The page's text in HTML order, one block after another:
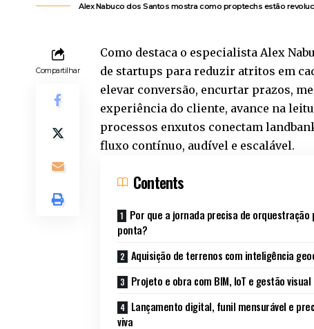
Alex Nabuco dos Santos mostra como proptechs estão
Compartilhar
Como destaca o especialista Alex
de startups para reduzir atritos em
elevar conversão, encurtar prazos,
experiência do cliente, avance na
processos enxutos conectam
fluxo contínuo, audível e escalável.
Contents
Por que a jornada precisa de orquestração
ponta?
Aquisição de terrenos com inteligência
Projeto e obra com BIM, IoT e gestão visual
Lançamento digital, funil mensurável e
viva